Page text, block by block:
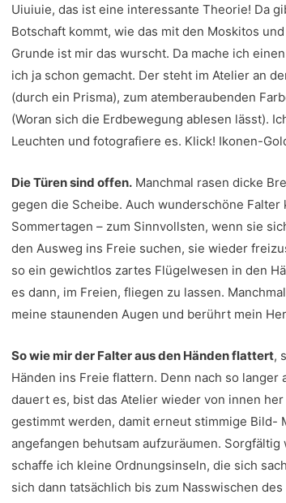
Uiuiuie, das ist eine interessante Theorie! Da
Botschaft kommt, wie das mit den Moskitos
Grunde ist mir das wurscht. Da mache ich
ich ja schon gemacht. Der steht im Atelier an
(durch ein Prisma), zum atemberaubenden
(Woran sich die Erdbewegung ablesen lässt).
Leuchten und fotografiere es. Klick! Ikonen-
Die Türen sind offen. Manchmal rasen dicke
gegen die Scheibe. Auch wunderschöne
Sommertagen – zum Sinnvollsten, wenn sie
den Ausweg ins Freie suchen, sie wieder
so ein gewichtlos zartes Flügelwesen in den
es dann, im Freien, fliegen zu lassen.
meine staunenden Augen und berührt mein
So wie mir der Falter aus den Händen flattert,
Händen ins Freie flattern. Denn nach so
dauert es, bist das Atelier wieder von innen
gestimmt werden, damit erneut stimmige Bild-
angefangen behutsam aufzuräumen.
schaffe ich kleine Ordnungsinseln, die sich
sich dann tatsächlich bis zum Nasswischen